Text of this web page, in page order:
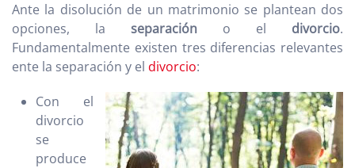
Ante la disolución de un matrimonio se plantean dos
opciones, la separación o el divorcio.
Fundamentalmente existen tres diferencias relevantes
ente la separación y el divorcio:
Con el
divorcio
se
produce